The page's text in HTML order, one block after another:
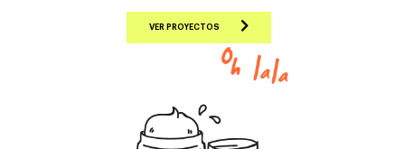
VER PROYECTOS